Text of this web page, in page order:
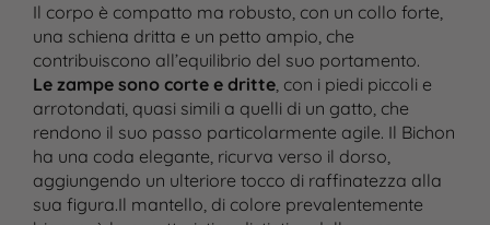
Il corpo è compatto ma robusto, con un collo forte,
una schiena dritta e un petto ampio, che
contribuiscono all’equilibrio del suo portamento.
Le zampe sono corte e dritte, con i piedi piccoli e
arrotondati, quasi simili a quelli di un gatto, che
rendono il suo passo particolarmente agile. Il Bichon
ha una coda elegante, ricurva verso il dorso,
aggiungendo un ulteriore tocco di raffinatezza alla
sua figura​.Il mantello, di colore prevalentemente